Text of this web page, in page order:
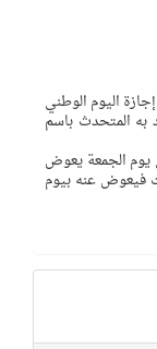
اليوم الوطني
به المتحدث باسم
يوم الجمعة يعوض
فيعوض عنه بيوم